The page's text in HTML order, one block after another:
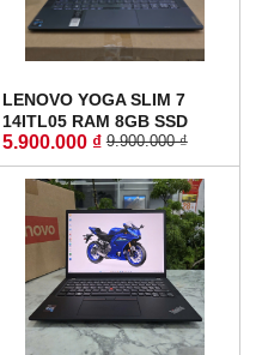
LENOVO YOGA SLIM 7
14ITL05 RAM 8GB SSD
512GB MÀN HÌNH :
14"FullHD IPS
5.900.000 ₫ 9.900.000 ₫